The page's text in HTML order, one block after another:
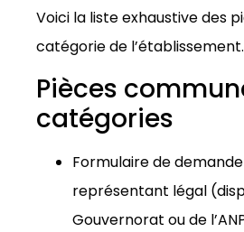
Voici la liste exhaustive des
catégorie de l’établissement.
Pièces
catégories
Formulaire de
représentant légal
Gouvernorat ou de